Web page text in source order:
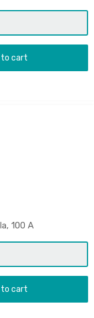
to cart
100 A
to cart